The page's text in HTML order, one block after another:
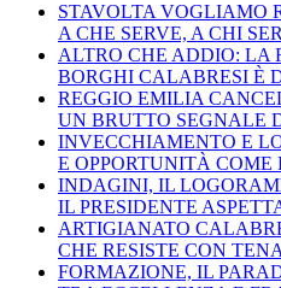
STAVOLTA VOGLIAMO
A CHE SERVE, A CHI
ALTRO CHE ADDIO: LA
BORGHI CALABRESI È
REGGIO EMILIA
UN BRUTTO SEGNALE
INVECCHIAMENTO E
E OPPORTUNITÀ COME
INDAGINI, IL
IL PRESIDENTE
ARTIGIANATO
CHE RESISTE CON
FORMAZIONE, IL